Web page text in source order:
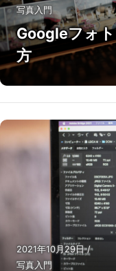
写真入門
Googleフォ
方
2021年10月29日/
写真入門